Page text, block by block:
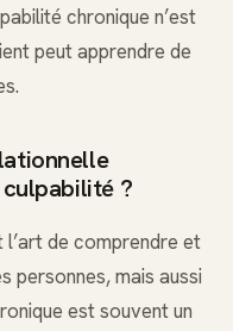
chronique n’est
peut apprendre de
?
l’art de comprendre et
personnes, mais aussi
est souvent un